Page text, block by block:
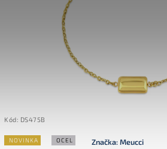
Kód: DS475B
NOVINKA OCEL Značka:Meucci